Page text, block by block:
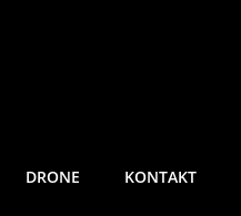
DRONE KONTAKT